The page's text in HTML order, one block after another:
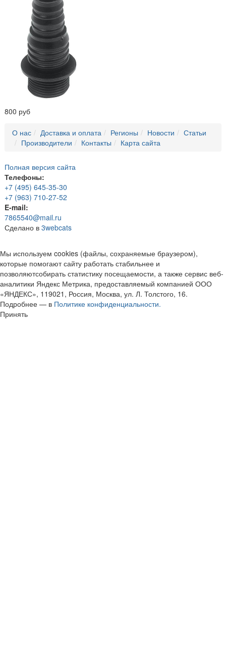
800 руб
О нас Доставка и оплата Регионы Новости
Статьи
Производители
Контакты Карта сайта
Полная версия сайта
Телефоны:
+7 (495) 645-35-30
+7 (963) 710-27-52
E-mail:
7865540@mail.ru
Сделано в 3webcats
Мы используем cookies (файлы, сохраняемые браузером),
которые помогают сайту работать стабильнее и
позволяютсобирать статистику посещаемости, а также сервис веб-
аналитики Яндекс Метрика, предоставляемый компанией ООО
«ЯНДЕКС», 119021, Россия, Москва, ул. Л. Толстого, 16.
Подробнее — в Политике конфиденциальности.
Принять